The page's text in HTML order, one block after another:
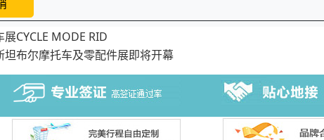
CYCLE MODE RID
布尔摩托车及零配件展即将开幕